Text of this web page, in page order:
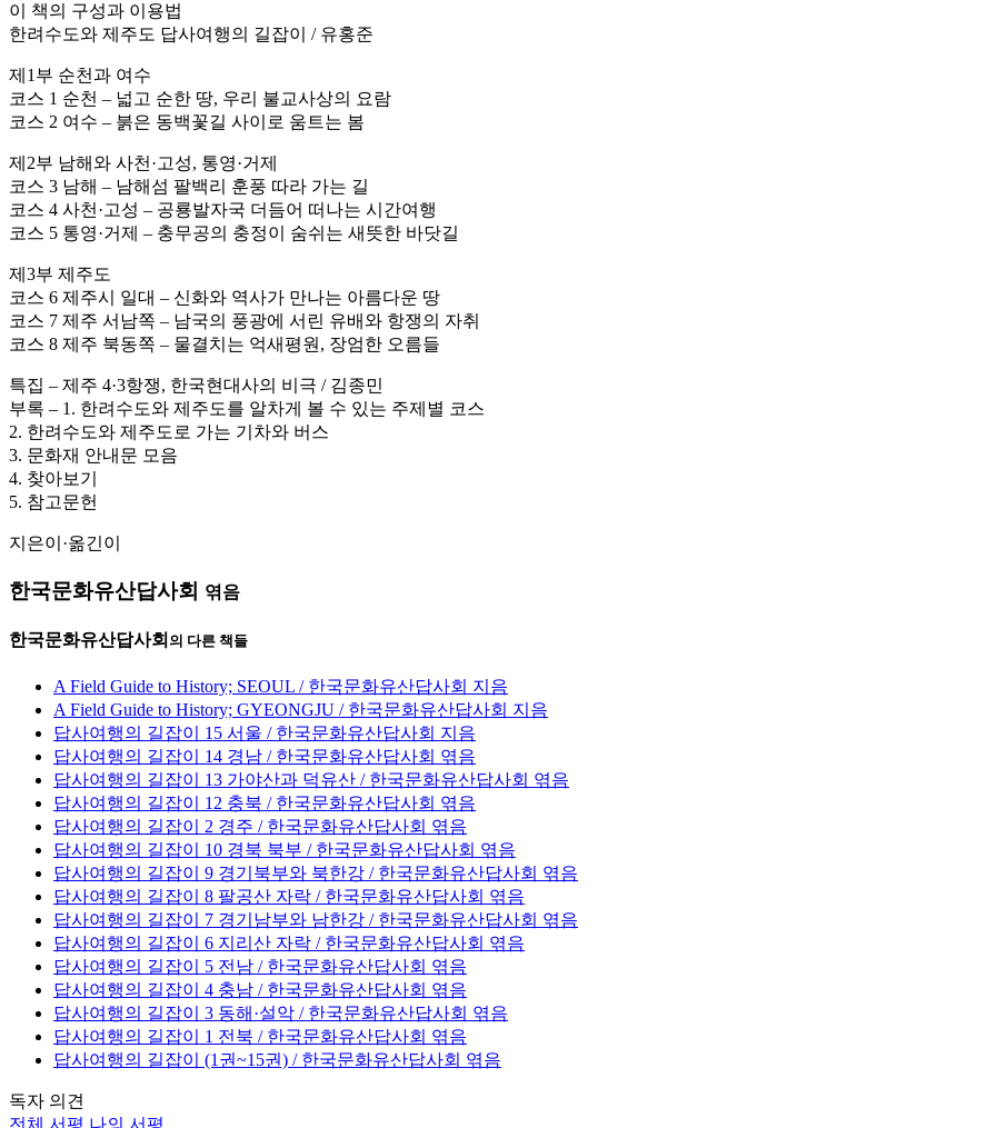
이 책의 구성과 이용법
한려수도와 제주도 답사여행의 길잡이 / 유홍준
제1부 순천과 여수
코스 1 순천 – 넓고 순한 땅, 우리 불교사상의 요람
코스 2 여수 – 붉은 동백꽃길 사이로 움트는 봄
제2부 남해와 사천·고성, 통영·거제
코스 3 남해 – 남해섬 팔백리 훈풍 따라 가는 길
코스 4 사천·고성 – 공룡발자국 더듬어 떠나는 시간여행
코스 5 통영·거제 – 충무공의 충정이 숨쉬는 새뜻한 바닷길
제3부 제주도
코스 6 제주시 일대 – 신화와 역사가 만나는 아름다운 땅
코스 7 제주 서남쪽 – 남국의 풍광에 서린 유배와 항쟁의 자취
코스 8 제주 북동쪽 – 물결치는 억새평원, 장엄한 오름들
특집 – 제주 4·3항쟁, 한국현대사의 비극 / 김종민
부록 – 1. 한려수도와 제주도를 알차게 볼 수 있는 주제별 코스
2. 한려수도와 제주도로 가는 기차와 버스
3. 문화재 안내문 모음
4. 찾아보기
5. 참고문헌
지은이·옮긴이
한국문화유산답사회 엮음
한국문화유산답사회 의 다른 책들
A Field Guide to History; SEOUL / 한국문화유산답사회 지음
A Field Guide to History; GYEONGJU / 한국문화유산답사회 지음
답사여행의 길잡이 15 서울 / 한국문화유산답사회 지음
답사여행의 길잡이 14 경남 / 한국문화유산답사회 엮음
답사여행의 길잡이 13 가야산과 덕유산 / 한국문화유산답사회 엮음
답사여행의 길잡이 12 충북 / 한국문화유산답사회 엮음
답사여행의 길잡이 2 경주 / 한국문화유산답사회 엮음
답사여행의 길잡이 10 경북 북부 / 한국문화유산답사회 엮음
답사여행의 길잡이 9 경기북부와 북한강 / 한국문화유산답사회 엮음
답사여행의 길잡이 8 팔공산 자락 / 한국문화유산답사회 엮음
답사여행의 길잡이 7 경기남부와 남한강 / 한국문화유산답사회 엮음
답사여행의 길잡이 6 지리산 자락 / 한국문화유산답사회 엮음
답사여행의 길잡이 5 전남 / 한국문화유산답사회 엮음
답사여행의 길잡이 4 충남 / 한국문화유산답사회 엮음
답사여행의 길잡이 3 동해·설악 / 한국문화유산답사회 엮음
답사여행의 길잡이 1 전북 / 한국문화유산답사회 엮음
답사여행의 길잡이 (1권~15권) / 한국문화유산답사회 엮음
독자 의견